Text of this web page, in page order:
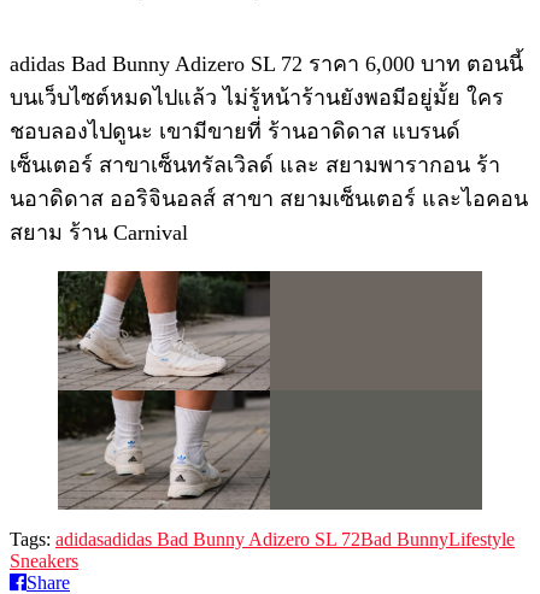
adidas Bad Bunny Adizero SL 72 ราคา 6,000 บาท ตอนนี้
บนเว็บไซต์หมดไปแล้ว ไม่รู้หน้าร้านยังพอมีอยู่มั้ย ใคร
ชอบลองไปดูนะ เขามีขายที่ ร้านอาดิดาส แบรนด์
เซ็นเตอร์ สาขาเซ็นทรัลเวิลด์ และ สยามพารากอน ร้า
นอาดิดาส ออริจินอลส์ สาขา สยามเซ็นเตอร์ และไอคอน
สยาม ร้าน Carnival
Tags: adidasadidas Bad Bunny Adizero SL 72Bad BunnyLifestyle
Sneakers
Share